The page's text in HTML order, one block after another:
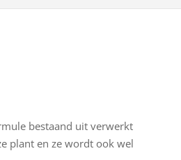
bestaand uit verwerkt
plant en ze wordt ook wel